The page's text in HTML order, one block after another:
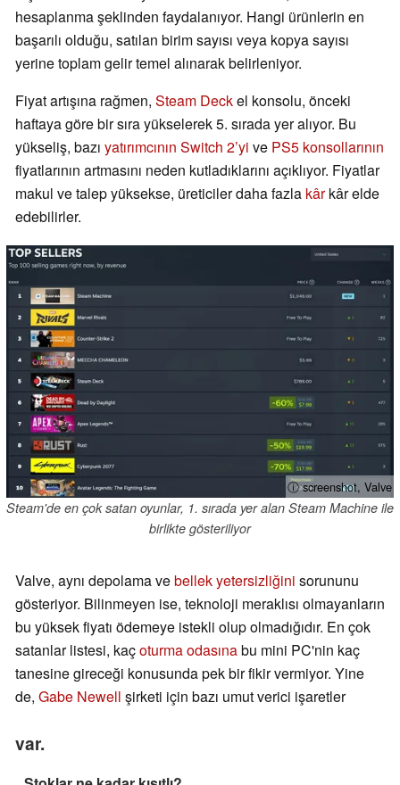
hesaplanma şeklinden faydalanıyor. Hangi ürünlerin en
başarılı olduğu, satılan birim sayısı veya kopya sayısı
yerine toplam gelir temel alınarak belirleniyor.
Fiyat artışına rağmen, Steam Deckel konsolu, önceki
haftaya göre bir sıra yükselerek 5. sırada yer alıyor. Bu
yükseliş, bazı yatırımcının Switch 2’yi ve PS5 konsollarının
fiyatlarının artmasını neden kutladıklarını açıklıyor. Fiyatlar
makul ve talep yüksekse, üreticiler daha fazla kârkâr elde
edebilirler.
ⓘ screenshot, Valve
Steam'de en çok satan oyunlar, 1. sırada yer alan Steam Machine ile
birlikte gösteriliyor
Valve, aynı depolama vebellek yetersizliğini sorununu
gösteriyor. Bilinmeyen ise, teknoloji meraklısı olmayanların
bu yüksek fiyatı ödemeye istekli olup olmadığıdır. En çok
satanlar listesi, kaçoturma odasınabu mini PC'nin kaç
tanesine gireceği konusunda pek bir fikir vermiyor. Yine
de, Gabe Newell şirketi için bazı umut verici işaretler
var.